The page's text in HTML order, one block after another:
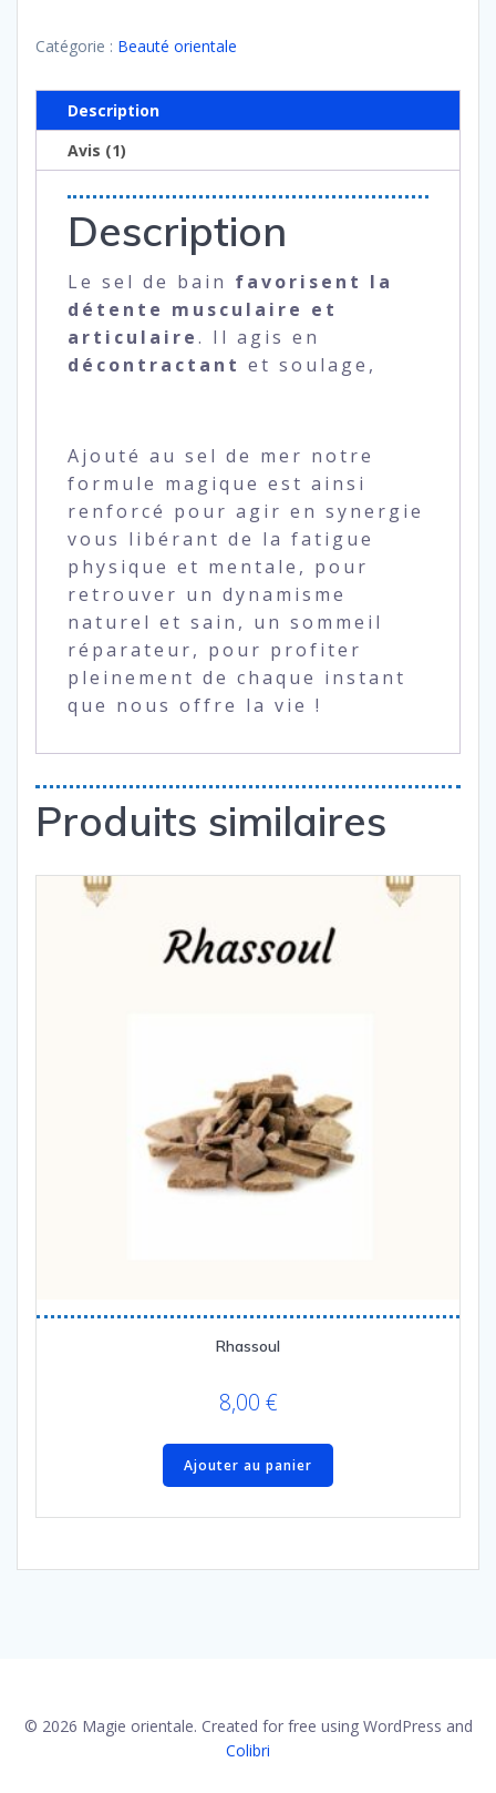
de
relaxant
Catégorie : Beauté orientale
Description
Avis (1)
Description
Le sel de bain favorisent la
détente musculaire et
articulaire. Il agis en
décontractant et soulage,
Ajouté au sel de mer notre
formule magique est ainsi
renforcé pour agir en synergie
vous libérant de la fatigue
physique et mentale, pour
retrouver un dynamisme
naturel et sain, un sommeil
réparateur, pour profiter
pleinement de chaque instant
que nous offre la vie !
Produits similaires
Rhassoul
8,00 €
Ajouter au panier
© 2026 Magie orientale. Created for free using WordPress and
Colibri